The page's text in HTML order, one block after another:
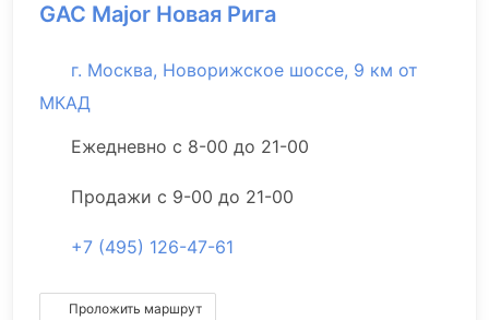
GAC Major Новая Рига
г. Москва, Новорижское шоссе, 9 км от
МКАД
Ежедневно с 8-00 до 21-00
Продажи с 9-00 до 21-00
+7 (495) 126-47-61
Проложить маршрут